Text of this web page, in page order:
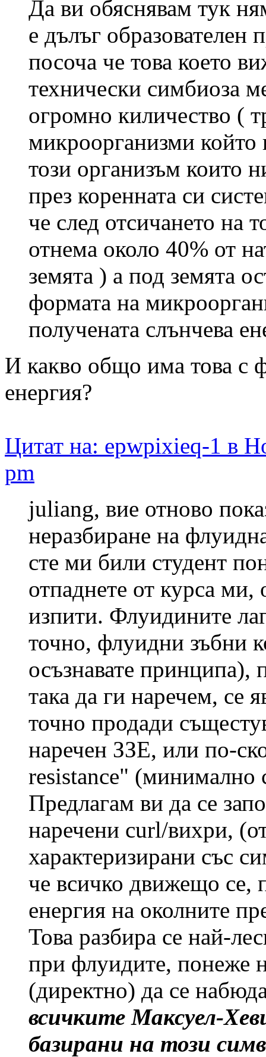
Да ви обяснявам тук
е дълъг
посоча че това което
технически симбиоза
огромно киличество (
микроорганизми който
този организъм които
през коренната си
че след отсичането на
отнема около 40% от
земята ) а под земята
формата на
получената слънчева
И какво общо има това с
енергия?
Цитат на: epwpixieq-1 в
pm
juliang, вие отново
неразбиране на
сте ми били студент
отпаднете от курса
изпити. Флуидините
точно, флуидни зъбни
осъзнавате
така да ги наречем, се
точно продади
наречен ЗЗЕ, или по-
resistance" (минимално
Предлагам ви да се
наречени curl/вихри,
характеризирани със
че всичко движещо се,
енергия на околните
Това разбира се най-
при флуидите, понеже
(директно) да се
всичките Максуел-
базирани на този